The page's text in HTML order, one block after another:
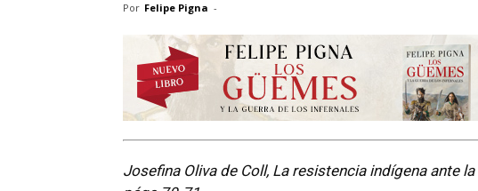
Por Felipe Pigna -
Josefina Oliva de Coll, La resistencia indígena ante